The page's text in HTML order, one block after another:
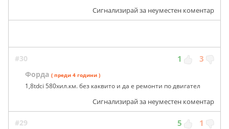
Сигнализирай за неуместен коментар
#30 1 3
Форда ( преди 4 години )
1,8tdci 580хил.км. без каквито и да е ремонти по двигател
Сигнализирай за неуместен коментар
#29 5 1